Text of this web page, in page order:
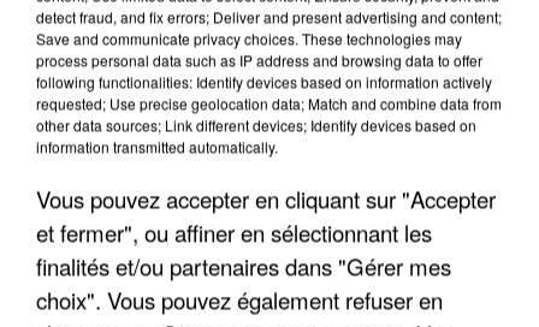
APRÈS TOUTES CES CANICULES, LES REFUGES
DE FAUNE SAUVAGE SONT...
detect fraud, and fix errors; Deliver and present advertising and content;
Save and communicate privacy choices. These technologies may
process personal data such as IP address and browsing data to offer
following functionalities: Identify devices based on information actively
requested; Use precise geolocation data; Match and combine data from
other data sources; Link different devices; Identify devices based on
information transmitted automatically.
Vous pouvez accepter en cliquant sur "Accepter
et fermer", ou affiner en sélectionnant les
finalités et/ou partenaires dans "Gérer mes
choix". Vous pouvez également refuser en